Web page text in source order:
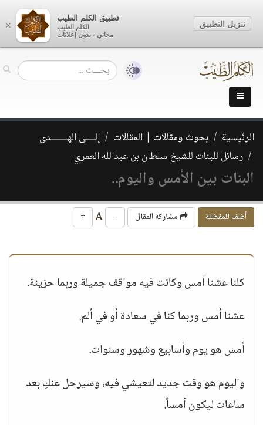
الرئيسية بحوث ومقالات | المقالات
إلــــى الهـــــــدى
رسائل للبنات للشيخ سلطان بن عبدالله العمري
البنات بين الأمس واليوم..
أضف للمفضلة مشاركة المقال -
+
كلنا عشنا أمس وكانت فيه مواقف جميلة وربما حزينة.
عشنا أمس وربما كنا في سعادة أو في ألم.
أمس هو يوم وأسابيع وشهور وسنوات.
واليوم هو وقت جديد لتعيشي فيه، وسيرحل عنكِ بعد
ساعات ليكون أمساً.
×
تطبيق الكلم الطيب
الكلم الطيب
مجاني - بدون إعلانات
تنزيل التطبيق